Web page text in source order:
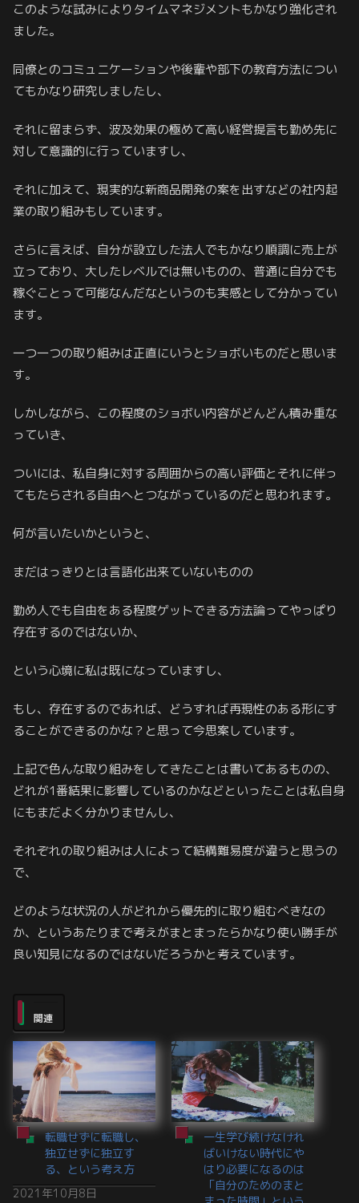
このような試みによりタイムマネジメントもかなり強化され
ました。
同僚とのコミュニケーションや後輩や部下の教育方法につい
てもかなり研究しましたし、
それに留まらず、波及効果の極めて高い経営提言も勤め先に
対して意識的に行っていますし、
それに加えて、現実的な新商品開発の案を出すなどの社内起
業の取り組みもしています。
さらに言えば、自分が設立した法人でもかなり順調に売上が
立っており、大したレベルでは無いものの、普通に自分でも
稼ぐことって可能なんだなというのも実感として分かってい
ます。
一つ一つの取り組みは正直にいうとショボいものだと思いま
す。
しかしながら、この程度のショボい内容がどんどん積み重な
っていき、
ついには、私自身に対する周囲からの高い評価とそれに伴っ
てもたらされる自由へとつながっているのだと思われます。
何が言いたいかというと、
まだはっきりとは言語化出来ていないものの
勤め人でも自由をある程度ゲットできる方法論ってやっぱり
存在するのではないか、
という心境に私は既になっていますし、
もし、存在するのであれば、どうすれば再現性のある形にす
ることができるのかな？と思って今思案しています。
上記で色んな取り組みをしてきたことは書いてあるものの、
どれが1番結果に影響しているのかなどといったことは私自身
にもまだよく分かりませんし、
それぞれの取り組みは人によって結構難易度が違うと思うの
で、
どのような状況の人がどれから優先的に取り組むべきなの
か、というあたりまで考えがまとまったらかなり使い勝手が
良い知見になるのではないだろうかと考えています。
関連
転職せずに転職し、
独立せずに独立す
る、という考え方
2021年10月8日
一生学び続けなけれ
ばいけない時代にや
はり必要になるのは
「自分のためのまと